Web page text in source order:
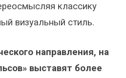
классику
визуальный стиль.
направления, на
выставят более